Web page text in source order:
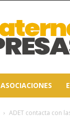
ASOCIACIONES
ADET contacta con